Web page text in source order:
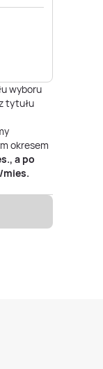
wyboru
tytułu
okresem
a po
mies.